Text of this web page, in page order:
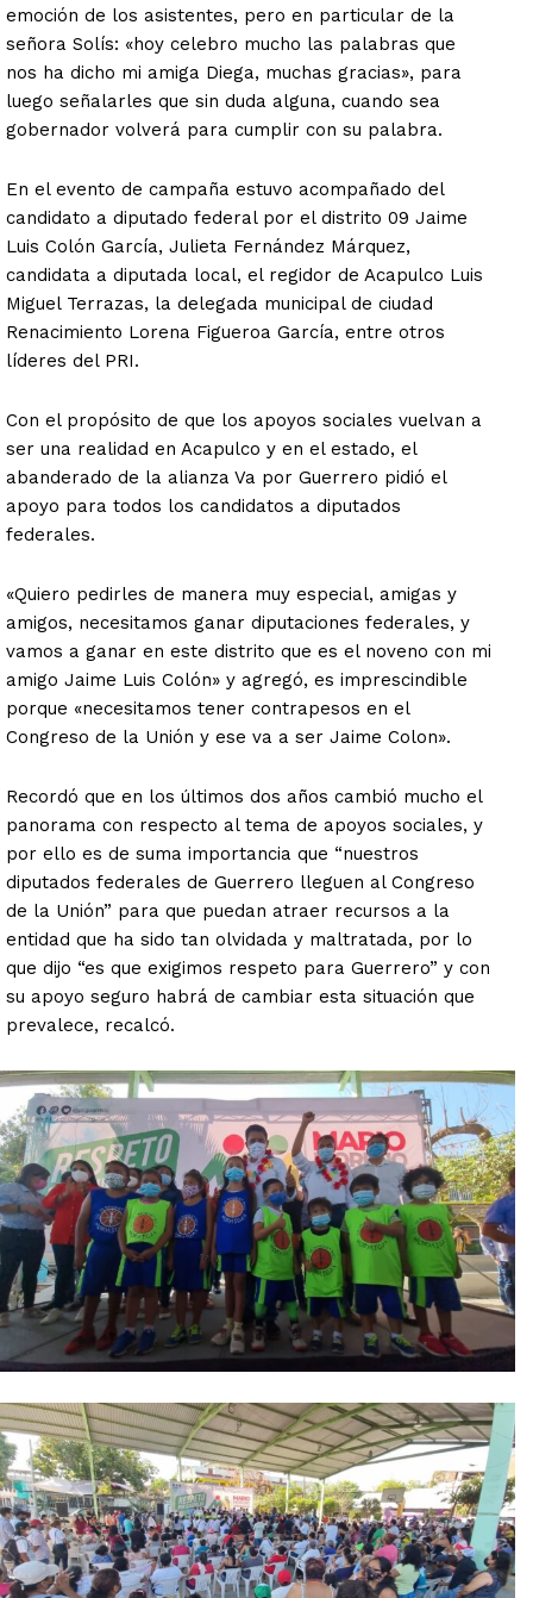
emoción de los asistentes, pero en particular de la
señora Solís: «hoy celebro mucho las palabras que
nos ha dicho mi amiga Diega, muchas gracias», para
luego señalarles que sin duda alguna, cuando sea
gobernador volverá para cumplir con su palabra.
En el evento de campaña estuvo acompañado del
candidato a diputado federal por el distrito 09 Jaime
Luis Colón García, Julieta Fernández Márquez,
candidata a diputada local, el regidor de Acapulco Luis
Miguel Terrazas, la delegada municipal de ciudad
Renacimiento Lorena Figueroa García, entre otros
líderes del PRI.
Con el propósito de que los apoyos sociales vuelvan a
ser una realidad en Acapulco y en el estado, el
abanderado de la alianza Va por Guerrero pidió el
apoyo para todos los candidatos a diputados
federales.
«Quiero pedirles de manera muy especial, amigas y
amigos, necesitamos ganar diputaciones federales, y
vamos a ganar en este distrito que es el noveno con mi
amigo Jaime Luis Colón» y agregó, es imprescindible
porque «necesitamos tener contrapesos en el
Congreso de la Unión y ese va a ser Jaime Colon».
Recordó que en los últimos dos años cambió mucho el
panorama con respecto al tema de apoyos sociales, y
por ello es de suma importancia que “nuestros
diputados federales de Guerrero lleguen al Congreso
de la Unión” para que puedan atraer recursos a la
entidad que ha sido tan olvidada y maltratada, por lo
que dijo “es que exigimos respeto para Guerrero” y con
su apoyo seguro habrá de cambiar esta situación que
prevalece, recalcó.